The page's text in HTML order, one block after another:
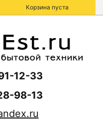
Корзина пуста
12-33
98-13